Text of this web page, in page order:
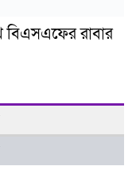
বিএসএফের রাবার